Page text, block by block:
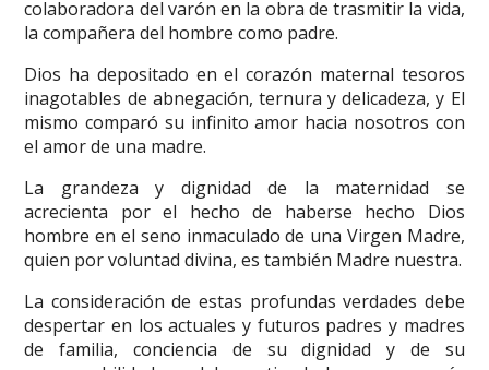
colaboradora del varón en la obra de trasmitir la vida,
la compañera del hombre como padre.
Dios ha depositado en el corazón maternal tesoros
inagotables de abnegación, ternura y delicadeza, y El
mismo comparó su infinito amor hacia nosotros con
el amor de una madre.
La grandeza y dignidad de la maternidad se
acrecienta por el hecho de haberse hecho Dios
hombre en el seno inmaculado de una Virgen Madre,
quien por voluntad divina, es también Madre nuestra.
La consideración de estas profundas verdades debe
despertar en los actuales y futuros padres y madres
de familia, conciencia de su dignidad y de su